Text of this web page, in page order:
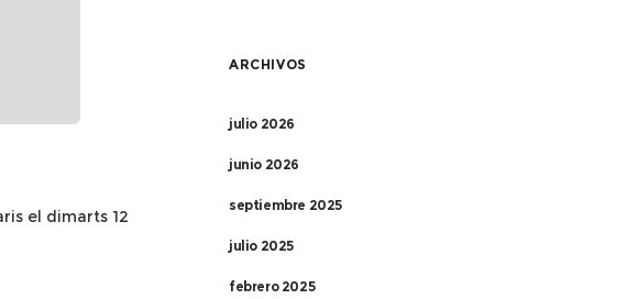
el dimarts 12
ARCHIVOS
julio 2026
junio 2026
septiembre 2025
julio 2025
febrero 2025